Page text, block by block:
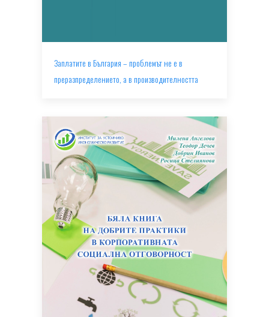
Заплатите в България – проблемът не е в
преразпределението, а в производителността